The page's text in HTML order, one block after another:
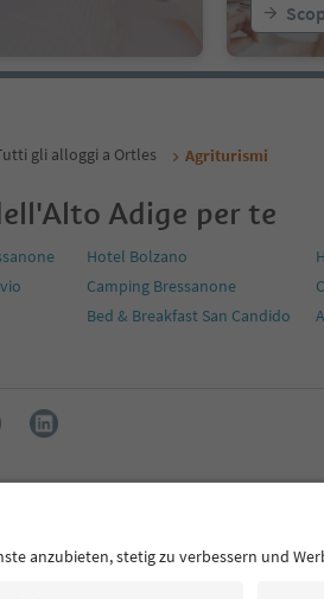
gli alloggi a Ortles Agriturismi
Adige per te
Hotel Bolzano
Camping Bressanone
Bed & Breakfast San Candido